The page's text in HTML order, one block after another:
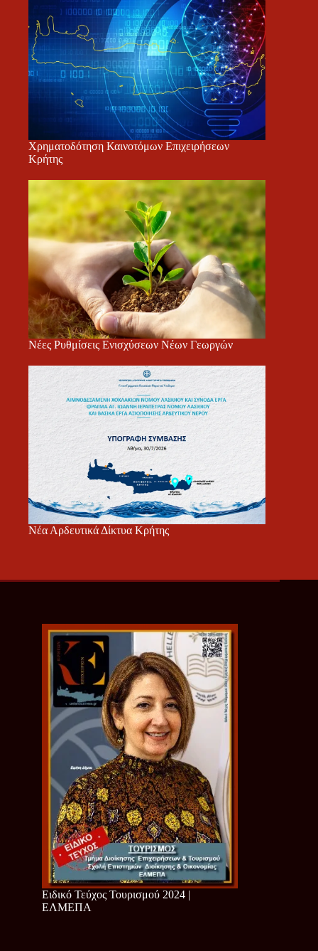
Χρηματοδότηση Καινοτόμων Επιχειρήσεων
Κρήτης
Νέες Ρυθμίσεις Ενισχύσεων Νέων Γεωργών
Νέα Αρδευτικά Δίκτυα Κρήτης
Ειδικό Τεύχος Τουρισμού 2024 |
ΕΛΜΕΠΑ